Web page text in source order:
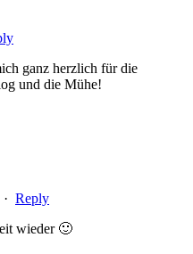
ganz herzlich für die
und die Mühe!
· Reply
wieder 🙂